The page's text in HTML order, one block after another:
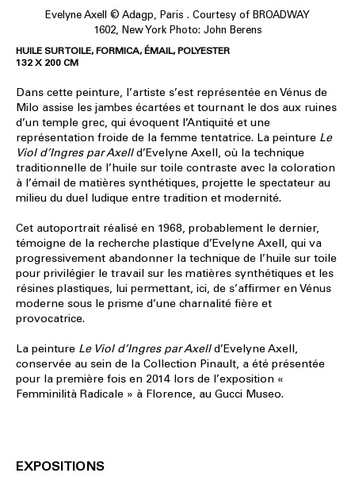
Evelyne Axell © Adagp, Paris . Courtesy of BROADWAY
1602, New York Photo: John Berens
HUILE SUR TOILE, FORMICA, ÉMAIL, POLYESTER
132 X 200 CM
Dans cette peinture, l’artiste s’est représentée en Vénus de
Milo assise les jambes écartées et tournant le dos aux ruines
d’un temple grec, qui évoquent l’Antiquité et une
représentation froide de la femme tentatrice. La peinture Le
Viol d’Ingres par Axelld’Evelyne Axell, où la technique
traditionnelle de l’huile sur toile contraste avec la coloration
à l’émail de matières synthétiques, projette le spectateur au
milieu du duel ludique entre tradition et modernité.
Cet autoportrait réalisé en 1968, probablement le dernier,
témoigne de la recherche plastique d’Evelyne Axell, qui va
progressivement abandonner la technique de l’huile sur toile
pour privilégier le travail sur les matières synthétiques et les
résines plastiques, lui permettant, ici, de s’affirmer en Vénus
moderne sous le prisme d’une charnalité fière et
provocatrice.
La peinture Le Viol d’Ingres par Axelld’Evelyne Axell,
conservée au sein de la Collection Pinault, a été présentée
pour la première fois en 2014 lors de l’exposition «
Femminilità Radicale » à Florence, au Gucci Museo.
EXPOSITIONS